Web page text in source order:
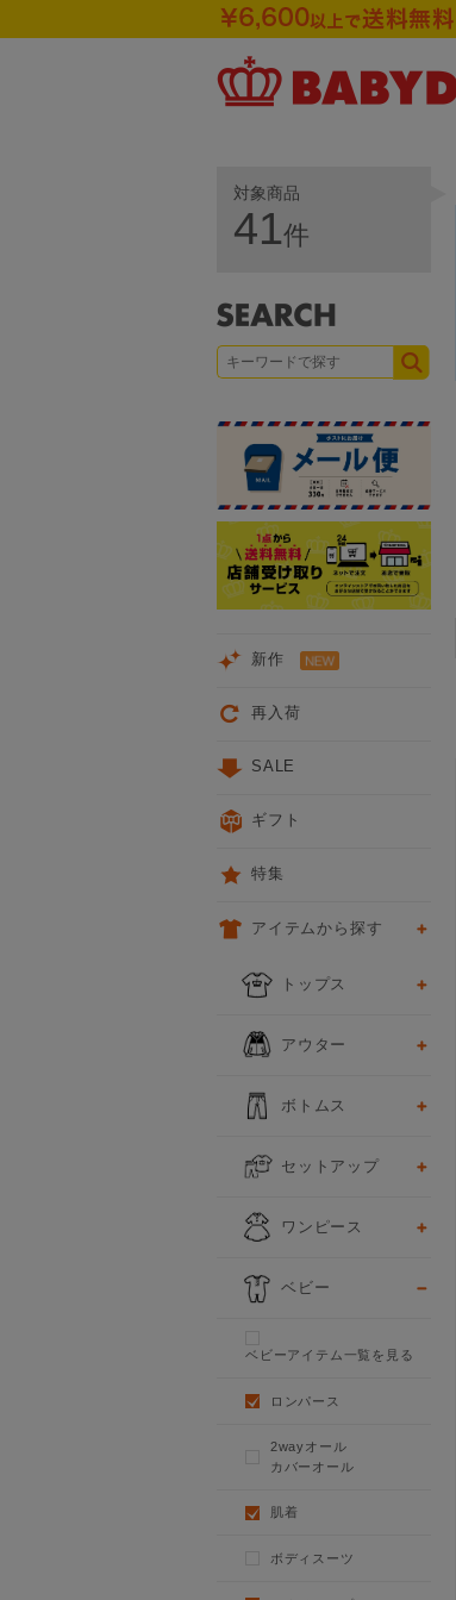
対象商品
41件
新作
再入荷
SALE
ギフト
特集
アイテムから探す
トップス
アウター
ボトムス
セットアップ
ワンピース
ベビー
ベビーアイテム一覧を見る
ロンパース
2wayオール
カバーオール
肌着
ボディスーツ